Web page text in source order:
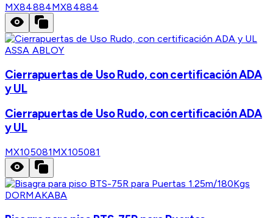
MX84884MX84884
ASSA ABLOY
Cierrapuertas de Uso Rudo, con certificación ADA
y UL
Cierrapuertas de Uso Rudo, con certificación ADA
y UL
MX105081MX105081
DORMAKABA